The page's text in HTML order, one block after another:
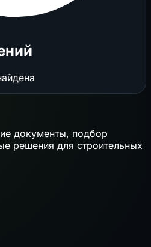
документы, подбор
решения для строительных